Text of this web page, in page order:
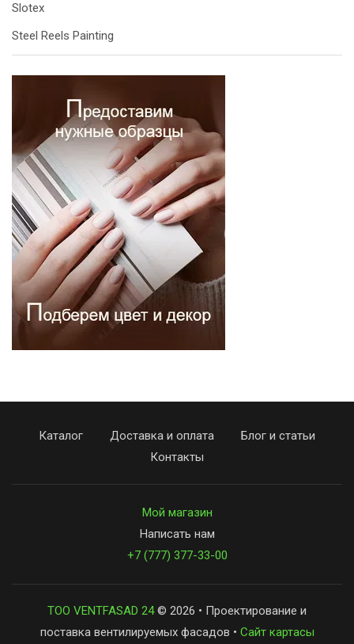
Slotex
Steel Reels Painting
Каталог Доставка и оплата
Блог и статьи
Контакты
Мой магазин
Написать нам
+7 (777) 377-33-00
ТОО VENTFASAD 24© 2026 • Проектирование и
поставка вентилируемых фасадов • Сайт картасы